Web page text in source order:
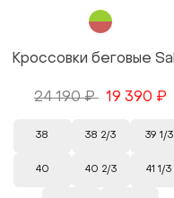
24 190 ₽ 19 390 ₽
38 38 2/3 39 1/3
40 40 2/3 41 1/3